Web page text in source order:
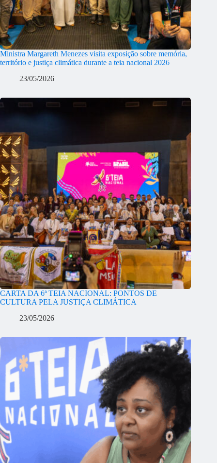
Ministra Margareth Menezes visita exposição sobre memória,
território e justiça climática durante a teia nacional 2026
23/05/2026
CARTA DA 6ª TEIA NACIONAL: PONTOS DE
CULTURA PELA JUSTIÇA CLIMÁTICA
23/05/2026